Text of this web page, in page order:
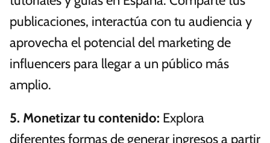
publicaciones, interactúa con tu audiencia y
aprovecha el potencial del marketing de
influencers para llegar a un público más
amplio.
5. Monetizar tu contenido: Explora
diferentes formas de generar ingresos a partir